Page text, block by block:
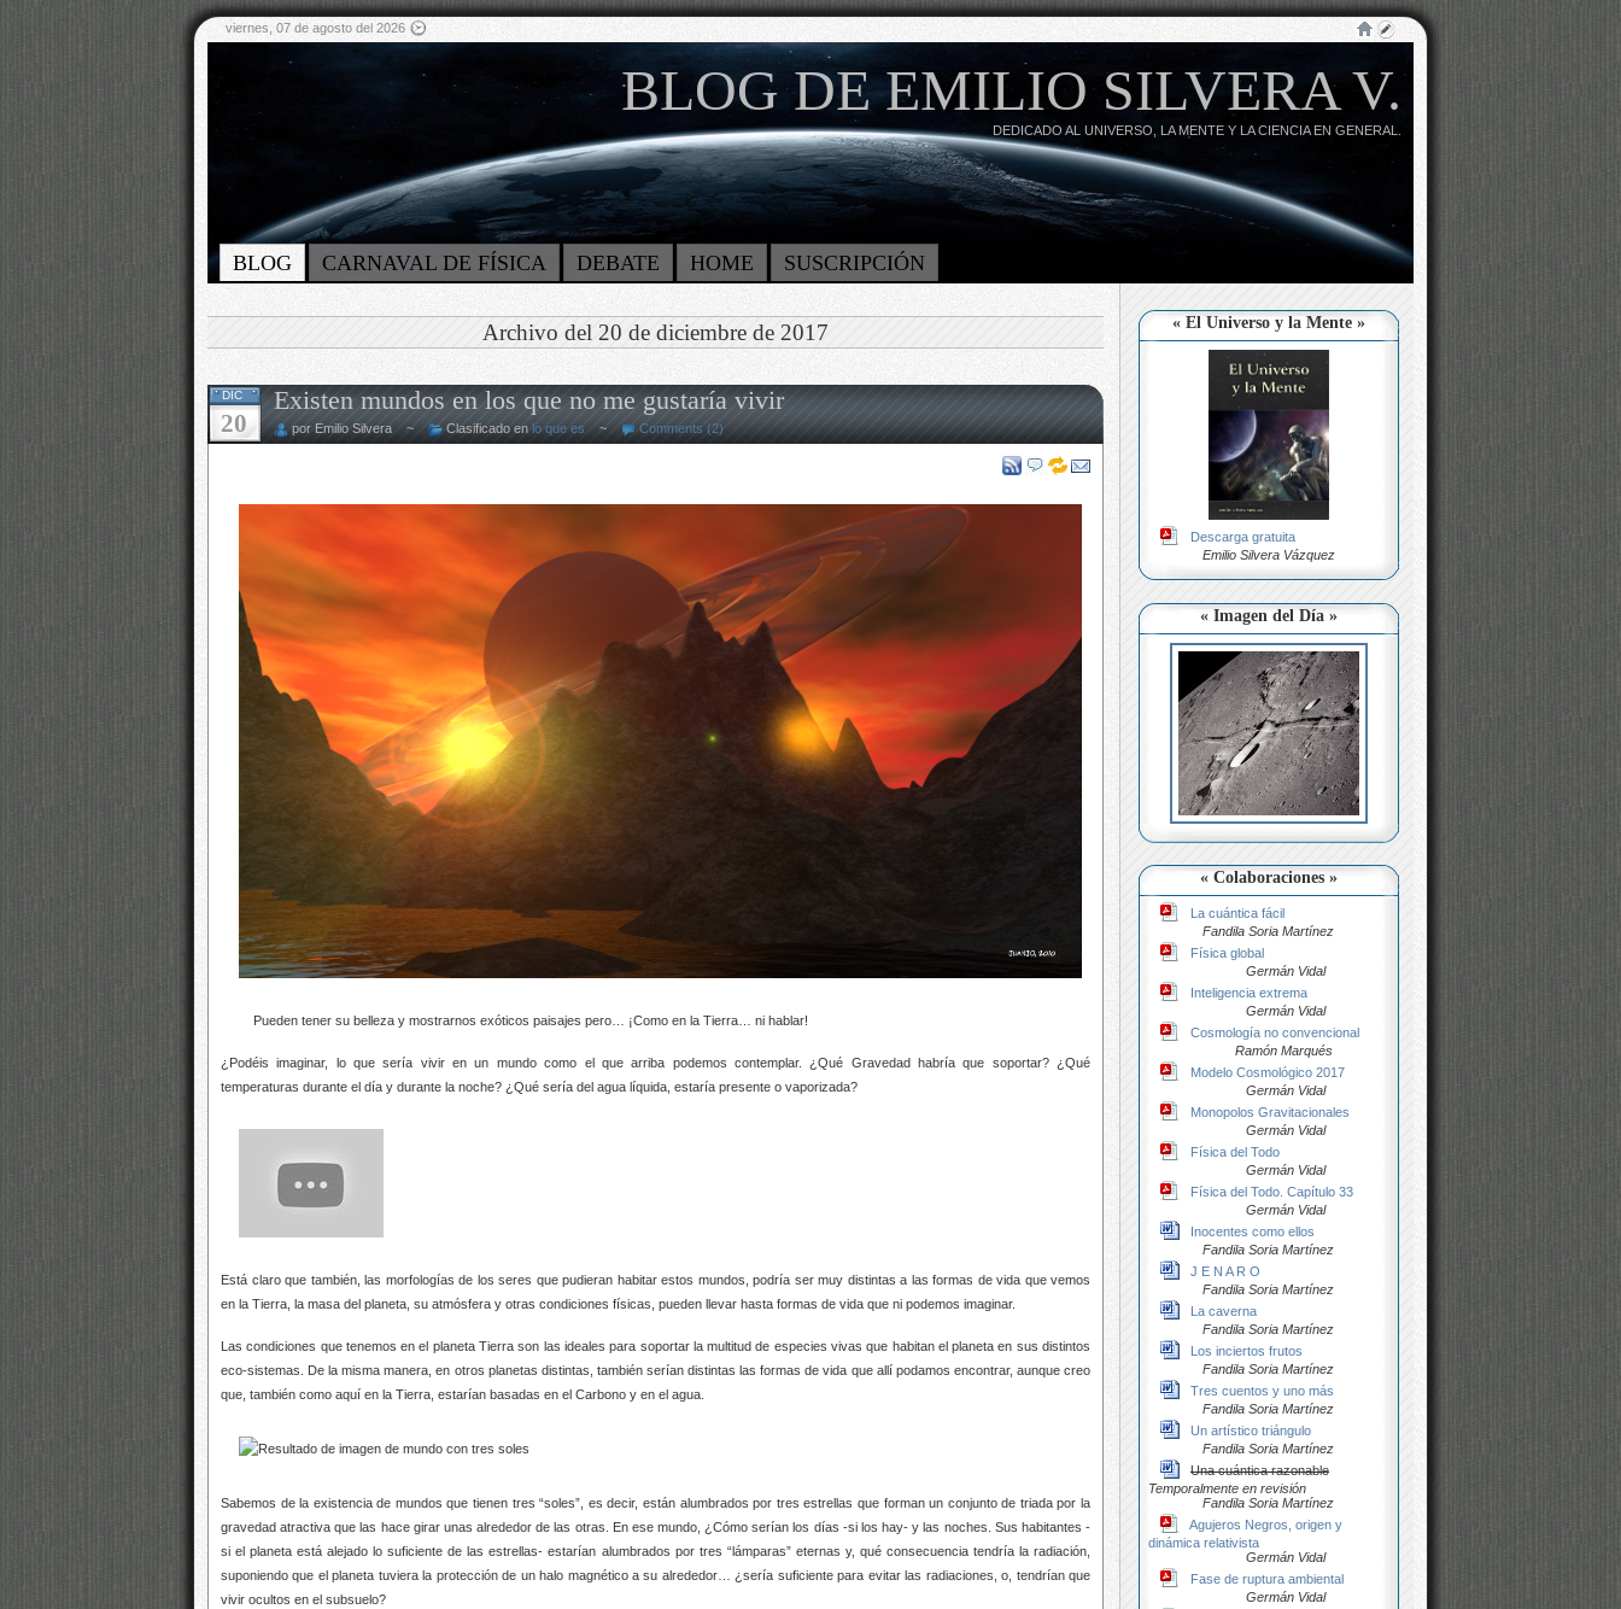
viernes, 07 de agosto del 2026
BLOG DE EMILIO SILVERA V.
DEDICADO AL UNIVERSO, LA MENTE Y LA CIENCIA EN GENERAL.
BLOG CARNAVAL DE FÍSICA DEBATE HOME SUSCRIPCIÓN
« El Universo y la Mente »
Descarga gratuita
Emilio Silvera Vázquez
« Imagen del Día »
« Colaboraciones »
La cuántica fácil
Fandila Soria Martínez
Física global
Germán Vidal
Inteligencia extrema
Germán Vidal
Cosmología no convencional
Ramón Marqués
Modelo Cosmológico 2017
Germán Vidal
Monopolos Gravitacionales
Germán Vidal
Física del Todo
Germán Vidal
Física del Todo. Capítulo 33
Germán Vidal
Inocentes como ellos
Fandila Soria Martínez
J E N A R O
Fandila Soria Martínez
La caverna
Fandila Soria Martínez
Los inciertos frutos
Fandila Soria Martínez
Tres cuentos y uno más
Fandila Soria Martínez
Un artístico triángulo
Fandila Soria Martínez
Una cuántica razonable
Temporalmente en revisión
Fandila Soria Martínez
Agujeros Negros, origen y
dinámica relativista
Germán Vidal
Fase de ruptura ambiental
Germán Vidal
Archivo del 20 de diciembre de 2017
DIC
20
Existen mundos en los que no me gustaría vivir
por Emilio Silvera ~ Clasificado en lo que es~ Comments (2)
Pueden tener su belleza y mostrarnos exóticos paisajes pero… ¡Como en la Tierra… ni hablar!
¿Podéis imaginar, lo que sería vivir en un mundo como el que arriba podemos contemplar. ¿Qué Gravedad habría que soportar? ¿Qué
temperaturas durante el día y durante la noche? ¿Qué sería del agua líquida, estaría presente o vaporizada?
Está claro que también, las morfologías de los seres que pudieran habitar estos mundos, podría ser muy distintas a las formas de vida que vemos
en la Tierra, la masa del planeta, su atmósfera y otras condiciones físicas, pueden llevar hasta formas de vida que ni podemos imaginar.
Las condiciones que tenemos en el planeta Tierra son las ideales para soportar la multitud de especies vivas que habitan el planeta en sus distintos
eco-sistemas. De la misma manera, en otros planetas distintas, también serían distintas las formas de vida que allí podamos encontrar, aunque creo
que, también como aquí en la Tierra, estarían basadas en el Carbono y en el agua.
Sabemos de la existencia de mundos que tienen tres “soles”, es decir, están alumbrados por tres estrellas que forman un conjunto de triada por la
gravedad atractiva que las hace girar unas alrededor de las otras. En ese mundo, ¿Cómo serían los días -si los hay- y las noches. Sus habitantes -
si el planeta está alejado lo suficiente de las estrellas- estarían alumbrados por tres “lámparas” eternas y, qué consecuencia tendría la radiación,
suponiendo que el planeta tuviera la protección de un halo magnético a su alrededor… ¿sería suficiente para evitar las radiaciones, o, tendrían que
vivir ocultos en el subsuelo?